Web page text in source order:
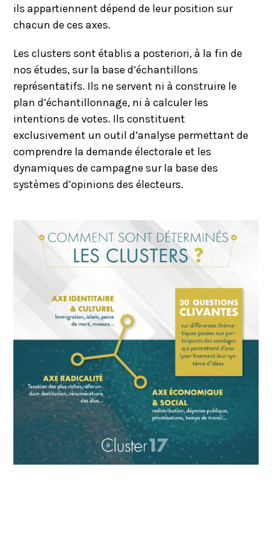
ils appartiennent dépend de leur position sur
chacun de ces axes.
Les clusters sont établis a posteriori, à la fin de
nos études, sur la base d’échantillons
représentatifs. Ils ne servent ni à construire le
plan d’échantillonnage, ni à calculer les
intentions de votes. Ils constituent
exclusivement un outil d’analyse permettant de
comprendre la demande électorale et les
dynamiques de campagne sur la base des
systèmes d’opinions des électeurs.